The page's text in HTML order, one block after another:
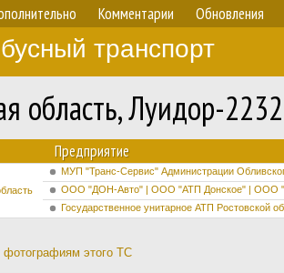
Комментарии Обновления
транспорт
область, Луидор-
Предприятие
МУП "Транс-Сервис" Администрации
ООО "ДОН-Авто" | ООО "АТП Донское" | ООО
Государственное унитарное АТП Ростовской
фотографиям этого ТС